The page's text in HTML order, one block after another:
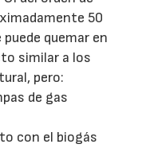
50
quemar en
similar a los
pero:
de gas
con el biogás